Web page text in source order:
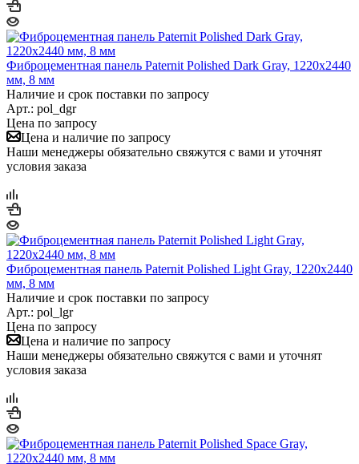
Фиброцементная панель Paternit Polished Dark Gray, 1220х2440
мм, 8 мм
Наличие и срок поставки по запросу
Арт.: pol_dgr
Цена по запросу
Цена и наличие по запросу
Наши менеджеры обязательно свяжутся с вами и уточнят
условия заказа
Фиброцементная панель Paternit Polished Light Gray, 1220х2440
мм, 8 мм
Наличие и срок поставки по запросу
Арт.: pol_lgr
Цена по запросу
Цена и наличие по запросу
Наши менеджеры обязательно свяжутся с вами и уточнят
условия заказа